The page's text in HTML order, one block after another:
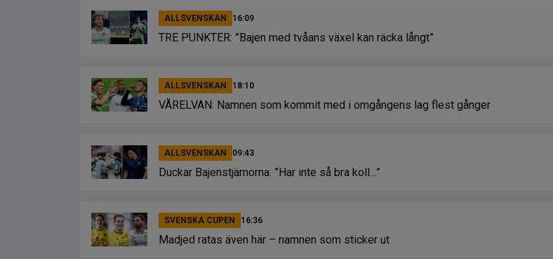
ALLSVENSKAN 16:09
TRE PUNKTER: ”Bajen med tvåans växel kan räcka långt”
ALLSVENSKAN 18:10
VÅRELVAN: Namnen som kommit med i omgångens lag flest gånger
ALLSVENSKAN 09:43
Duckar Bajenstjärnorna: ”Har inte så bra koll…”
SVENSKA CUPEN 16:36
Madjed ratas även här – namnen som sticker ut